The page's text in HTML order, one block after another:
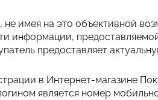
не имея на это объективной
информации,
предоставляет
в Интернет-магазине
является номер